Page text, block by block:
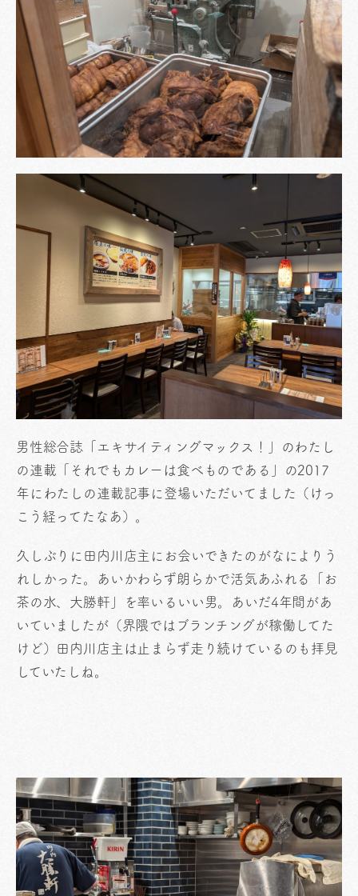
男性総合誌「エキサイティングマックス！」のわたし
の連載「それでもカレーは食べものである」の2017
年にわたしの連載記事に登場いただいてました（けっ
こう経ってたなあ）。
久しぶりに田内川店主にお会いできたのがなによりう
れしかった。あいかわらず朗らかで活気あふれる「お
茶の水、大勝軒」を率いるいい男。あいだ4年間があ
いていましたが（界隈ではブランチングが稼働してた
けど）田内川店主は止まらず走り続けているのも拝見
していたしね。